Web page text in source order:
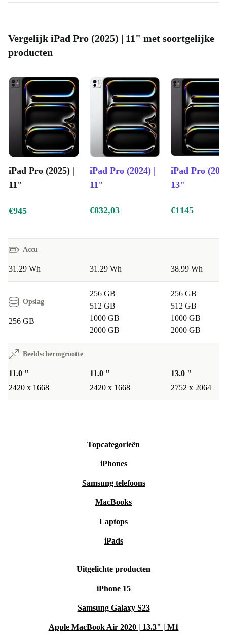
Vergelijk iPad Pro (2025) | 11" met soortgelijke
producten
iPad Pro (2025) |
11"
iPad Pro (2024) |
11"
iPad Pro
13"
€945 €832,03 €1145
Accu
31.29 Wh 31.29 Wh 38.99 Wh
Opslag
256 GB
256 GB
512 GB
1000 GB
2000 GB
256 GB
512 GB
1000 GB
2000 GB
Beeldschermgrootte
11.0 "
2420 x 1668
11.0 "
2420 x 1668
13.0 "
2752 x 2064
Topcategorieën
iPhones
Samsung telefoons
MacBooks
Laptops
iPads
Uitgelichte producten
iPhone 15
Samsung Galaxy S23
Apple MacBook Air 2020 | 13.3" | M1